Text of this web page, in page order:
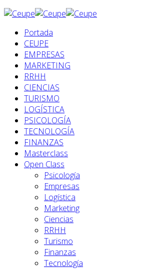
Portada
CEUPE
EMPRESAS
MARKETING
RRHH
CIENCIAS
TURISMO
LOGÍSTICA
PSICOLOGÍA
TECNOLOGÍA
FINANZAS
Masterclass
Open Class
Psicología
Empresas
Logística
Marketing
Ciencias
RRHH
Turismo
Finanzas
Tecnología